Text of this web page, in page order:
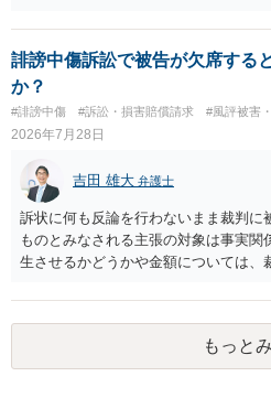
渉が行われ、双方合意に至れば支払が
訟提起を選択すれば訴訟の中で解決が
誹謗中傷訴訟で被告が欠席する
か？
#誹謗中傷 #訴訟・損害賠償請求 #風評被害
2026年7月28日
吉田 雄大 弁護士
訴状に何も反論を行わないまま裁判に
ものとみなされる主張の対象は事実
生させるかどうかや金額については、
いは判決の額が0円となることも、可
もっと